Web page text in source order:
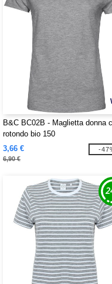
B&C BC02B - Maglietta donna
rotondo bio 150
3,66 €
6,90 €
-